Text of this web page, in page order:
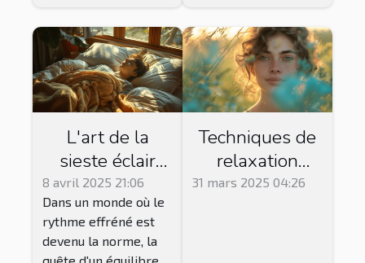
L'art de la
sieste éclair
pour améliorer
la productivité
et la santé
mentale
8 avril 2025 21:06
Dans un monde où le
rythme effréné est
devenu la norme, la
quête d'un équilibre
Techniques de
relaxation
profonde pour
31 mars 2025 04:26